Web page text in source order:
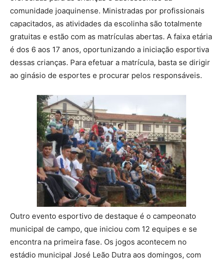
comunidade joaquinense. Ministradas por profissionais
capacitados, as atividades da escolinha são totalmente
gratuitas e estão com as matrículas abertas. A faixa etária
é dos 6 aos 17 anos, oportunizando a iniciação esportiva
dessas crianças. Para efetuar a matrícula, basta se dirigir
ao ginásio de esportes e procurar pelos responsáveis.
Outro evento esportivo de destaque é o campeonato
municipal de campo, que iniciou com 12 equipes e se
encontra na primeira fase. Os jogos acontecem no
estádio municipal José Leão Dutra aos domingos, com